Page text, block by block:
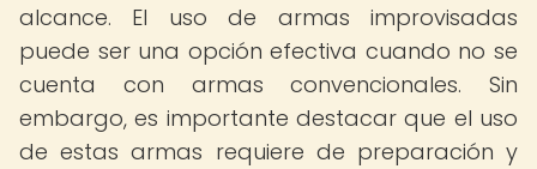
alcance. El uso de armas improvisadas
puede ser una opción efectiva cuando no se
cuenta con armas convencionales. Sin
embargo, es importante destacar que el uso
de estas armas requiere de preparación y